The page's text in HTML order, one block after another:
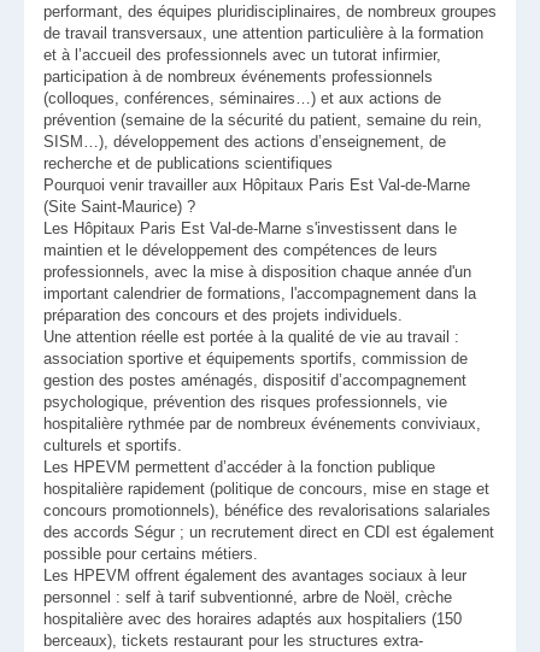
performant, des équipes pluridisciplinaires, de nombreux groupes
de travail transversaux, une attention particulière à la formation
et à l’accueil des professionnels avec un tutorat infirmier,
participation à de nombreux événements professionnels
(colloques, conférences, séminaires…) et aux actions de
prévention (semaine de la sécurité du patient, semaine du rein,
SISM…), développement des actions d’enseignement, de
recherche et de publications scientifiques
Pourquoi venir travailler aux Hôpitaux Paris Est Val-de-Marne
(Site Saint-Maurice) ?
Les Hôpitaux Paris Est Val-de-Marne s'investissent dans le
maintien et le développement des compétences de leurs
professionnels, avec la mise à disposition chaque année d'un
important calendrier de formations, l'accompagnement dans la
préparation des concours et des projets individuels.
Une attention réelle est portée à la qualité de vie au travail :
association sportive et équipements sportifs, commission de
gestion des postes aménagés, dispositif d’accompagnement
psychologique, prévention des risques professionnels, vie
hospitalière rythmée par de nombreux événements conviviaux,
culturels et sportifs.
Les HPEVM permettent d’accéder à la fonction publique
hospitalière rapidement (politique de concours, mise en stage et
concours promotionnels), bénéfice des revalorisations salariales
des accords Ségur ; un recrutement direct en CDI est également
possible pour certains métiers.
Les HPEVM offrent également des avantages sociaux à leur
personnel : self à tarif subventionné, arbre de Noël, crèche
hospitalière avec des horaires adaptés aux hospitaliers (150
berceaux), tickets restaurant pour les structures extra-